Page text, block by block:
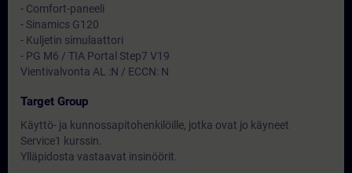
- Comfort-paneeli
- Sinamics G120
- Kuljetin simulaattori
- PG M6 / TIA Portal Step7 V19
Vientivalvonta AL :N / ECCN: N
Target Group
Käyttö- ja kunnossapitohenkilöille, jotka ovat jo käyneet
Service1 kurssin.
Ylläpidosta vastaavat insinöörit.